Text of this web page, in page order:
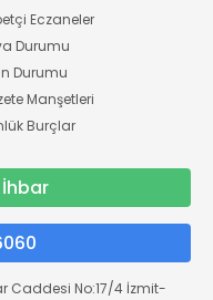
Eczaneler
Durumu
Durumu
Manşetleri
Burçlar
Caddesi No:17/4 İzmit-